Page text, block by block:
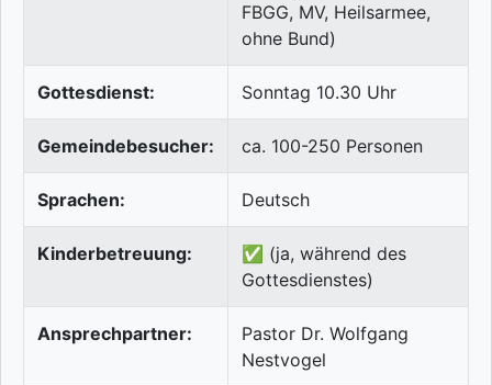
FBGG, MV, Heilsarmee,
ohne Bund)
Gottesdienst: Sonntag 10.30 Uhr
Gemeindebesucher: ca. 100-250 Personen
Sprachen: Deutsch
Kinderbetreuung:
✅ (ja, während des
Gottesdienstes)
Ansprechpartner:
Pastor Dr. Wolfgang
Nestvogel